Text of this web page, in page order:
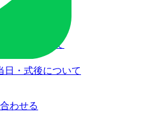
参道について
日・式後について
わせる